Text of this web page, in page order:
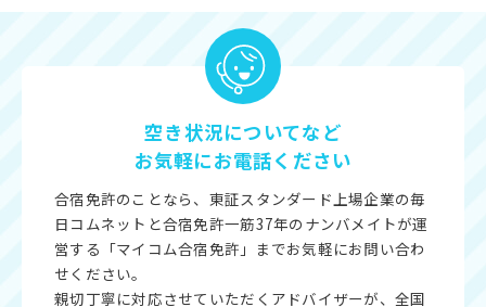
空き状況についてなど
お気軽にお電話ください
合宿免許のことなら、東証スタンダード上場企業の毎
日コムネットと合宿免許一筋37年のナンバメイトが運
営する「マイコム合宿免許」までお気軽にお問い合わ
せください。
親切丁寧に対応させていただくアドバイザーが、全国